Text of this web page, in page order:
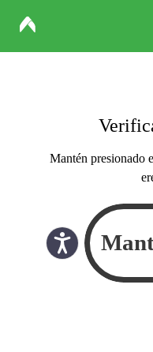
Mantén presionado